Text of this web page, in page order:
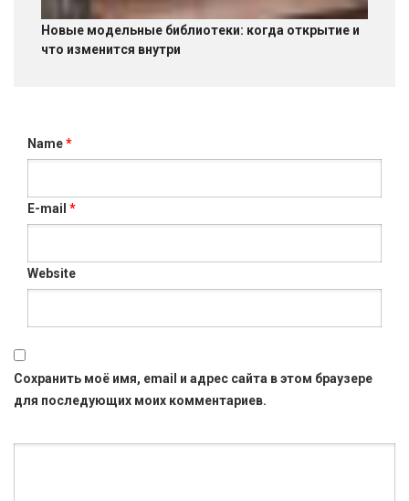
Новые модельные библиотеки: когда открытие и
что изменится внутри
Name*
E-mail *
Website
Сохранить моё имя, email и адрес сайта в этом браузере
для последующих моих комментариев.